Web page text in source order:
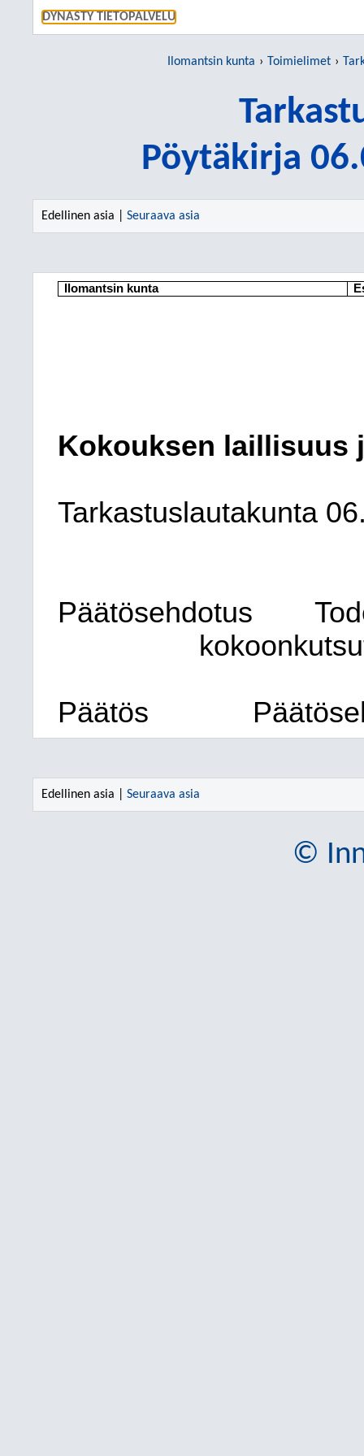
DYNASTY TIETOPALVELU
Ilomantsin kunta Toimielimet
Pöytäkirja
Edellinen asia | Seuraava asia
Ilomantsin kunta
Kokouksen laillisuus
Tarkastuslautakunta
Päätösehdotus
Päätös
Edellinen asia | Seuraava asia
©